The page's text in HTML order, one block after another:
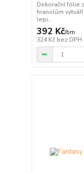
Dekorační fólie
hranolům
lepi...
392 Kč/bm
324 Kč bez DPH